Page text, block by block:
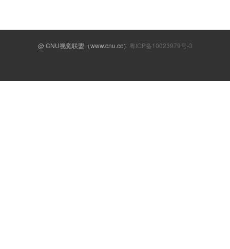
@ CNU视觉联盟（www.cnu.cc） 粤ICP备10023979号-3